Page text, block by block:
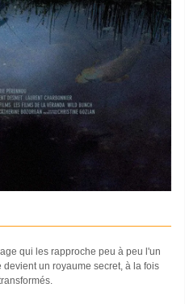
qui les rapproche peu à peu l'un
un royaume secret, à la fois